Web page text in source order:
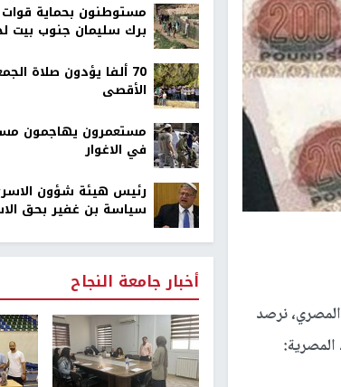
،نرصد
مستوطنون بحماية قوات
برك سليمان جنوب بيت
70 ألفا يؤدون صلاة
الأقصى
مستعمرون يهاجمون
في الاغوار
رئيس هيئة شؤون
سياسة بن غفير بحق
أخبار جامعة النجاح